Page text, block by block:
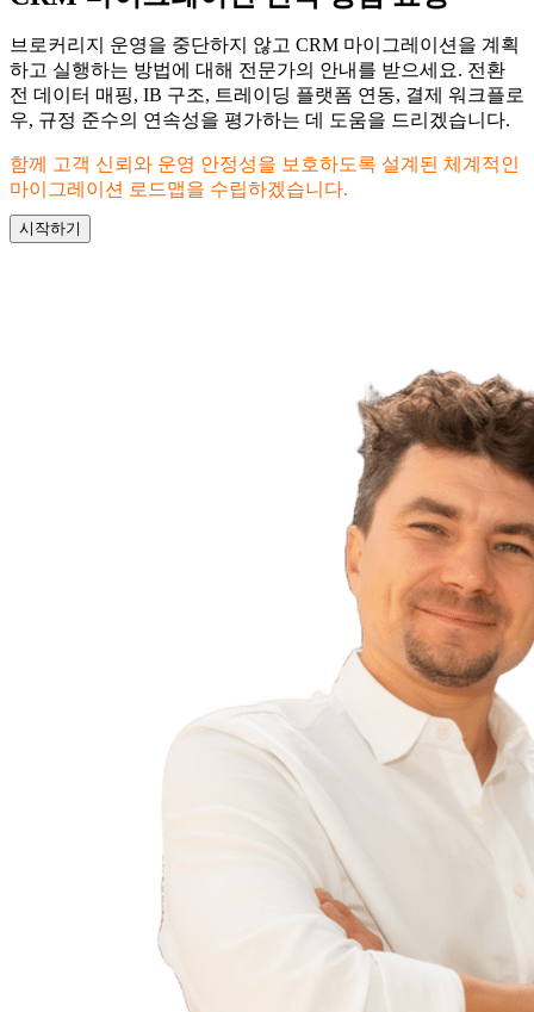
브로커리지 운영을 중단하지 않고 CRM 마이그레이션을 계획
하고 실행하는 방법에 대해 전문가의 안내를 받으세요. 전환
전 데이터 매핑, IB 구조, 트레이딩 플랫폼 연동, 결제 워크플로
우, 규정 준수의 연속성을 평가하는 데 도움을 드리겠습니다.
함께 고객 신뢰와 운영 안정성을 보호하도록 설계된 체계적인
마이그레이션 로드맵을 수립하겠습니다.
시작하기